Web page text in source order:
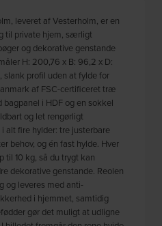
leveret af Vesterholm, er en
til private hjem, særligt
og dekorative genstande
H: 200,76 x B: 96,2 x D:
slank profil uden at fylde for
af FSC-certificeret træ
i HDF og en sokkel
og let rengørligt
alt fire hylder: tre justerbare
behov, og én fast hylde. Hver
til 10 kg, så du trygt kan
dekorative genstande. Reolen
og leveres med anti-
i hjemmet, samtidig
gør det muligt at udligne